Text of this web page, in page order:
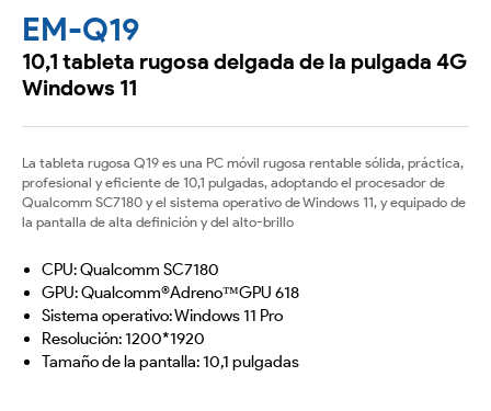
código
de
barras
EM-Q19
10,1 tableta rugosa delgada de la pulgada 4G
Windows 11
La tableta rugosa Q19 es una PC móvil rugosa rentable sólida, práctica,
profesional y eficiente de 10,1 pulgadas, adoptando el procesador de
Qualcomm SC7180 y el sistema operativo de Windows 11, y equipado de
la pantalla de alta definición y del alto-brillo
CPU: Qualcomm SC7180
GPU: Qualcomm®Adreno™GPU 618
Sistema operativo: Windows 11 Pro
Resolución: 1200*1920
Tamaño de la pantalla: 10,1 pulgadas